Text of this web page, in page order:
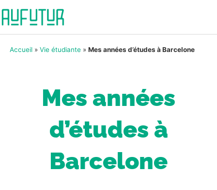
Accueil » Vie étudiante » Mes années d’études à Barcelone
Mes années
d’études à
Barcelone